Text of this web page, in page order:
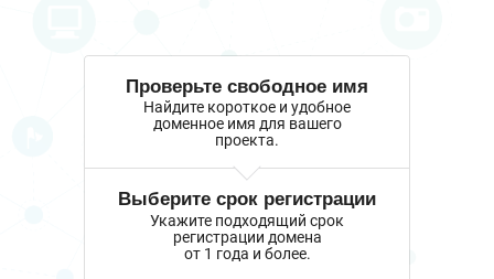
Проверьте свободное имя
Найдите короткое и удобное
доменное имя для вашего
проекта.
Выберите срок регистрации
Укажите подходящий срок
регистрации домена
от 1 года и более.